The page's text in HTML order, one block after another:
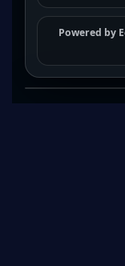
Powered by